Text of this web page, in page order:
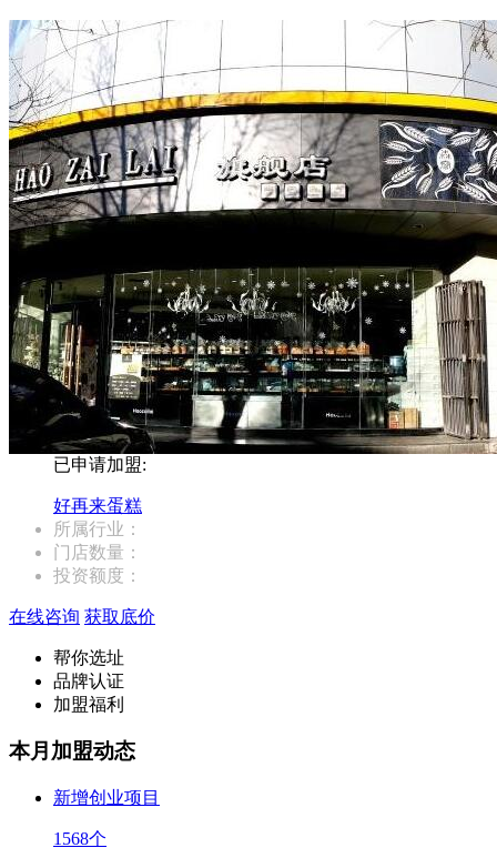
已申请加盟:
好再来蛋糕
所属行业：
门店数量：
投资额度：
在线咨询 获取底价
帮你选址
品牌认证
加盟福利
本月加盟动态
新增创业项目
1568个